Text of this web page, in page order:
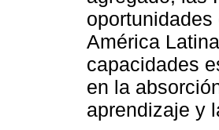
América
capacidades
en la
aprendizaje y